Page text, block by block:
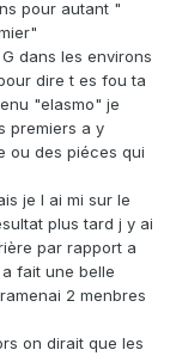
pour autant "
dans les environs
dire t es fou ta
"elasmo" je
premiers a y
ou des piéces qui
je l ai mi sur le
plus tard j y ai
par rapport a
fait une belle
2 menbres
on dirait que les